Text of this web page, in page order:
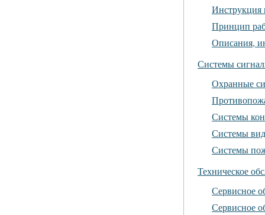
Инструкция
Принцип
Описания,
Системы
Охранные
Системы
Системы
Системы
Техническое
Сервисное
Сервисное